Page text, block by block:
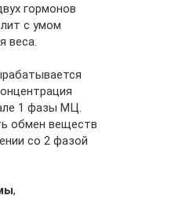
гормонов
с умом
веса.
1 фазы МЦ.
обмен веществ
со 2 фазой
,